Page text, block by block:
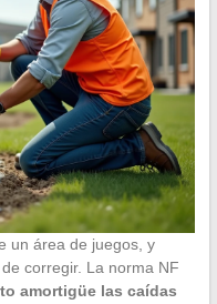
un área de juegos, y
corregir. La norma NF
amortigüe las caídas